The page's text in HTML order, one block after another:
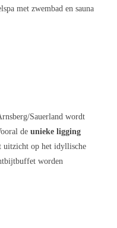
met zwembad en sauna
Sauerland wordt
de unieke ligging
uitzicht op het idyllische
worden